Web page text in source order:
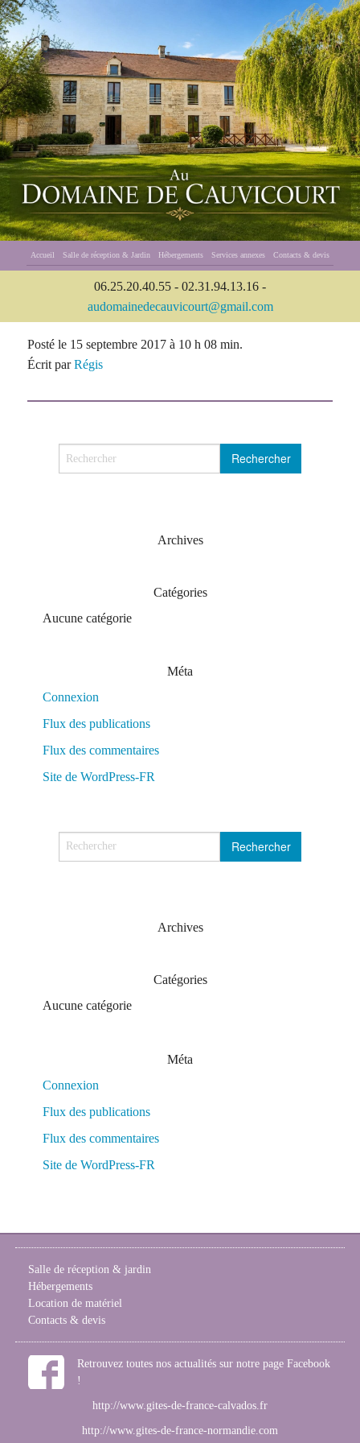
Accueil Salle de réception & Jardin Hébergements Services annexes Contacts & devis
06.25.20.40.55 - 02.31.94.13.16 -
audomainedecauvicourt@gmail.com
Posté le 15 septembre 2017 à 10 h 08 min.
Écrit parRégis
Archives
Catégories
Aucune catégorie
Méta
Connexion
Flux des publications
Flux des commentaires
Site de WordPress-FR
Archives
Catégories
Aucune catégorie
Méta
Connexion
Flux des publications
Flux des commentaires
Site de WordPress-FR
Salle de réception & jardin
Hébergements
Location de matériel
Contacts & devis
Retrouvez toutes nos actualités sur notre page Facebook
!
http://www.gites-de-france-calvados.fr
http://www.gites-de-france-normandie.com